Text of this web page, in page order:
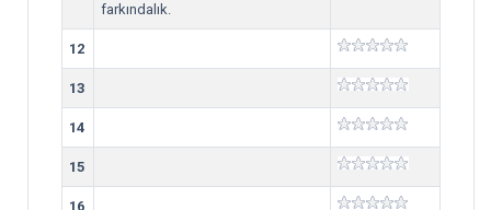
farkındalık.
12
13
14
15
16